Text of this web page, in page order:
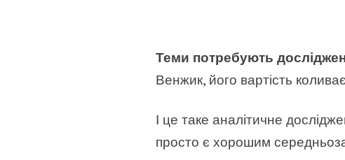
Теми потребують
Венжик, його вартість
І це таке аналітичне
просто є хорошим